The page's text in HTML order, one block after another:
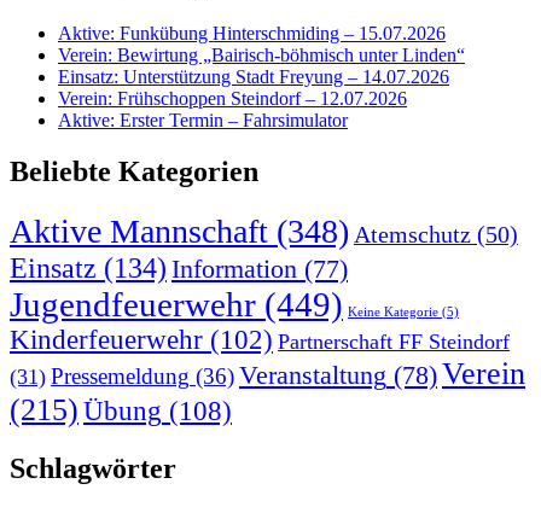
Aktive: Funkübung Hinterschmiding – 15.07.2026
Verein: Bewirtung „Bairisch-böhmisch unter Linden“
Einsatz: Unterstützung Stadt Freyung – 14.07.2026
Verein: Frühschoppen Steindorf – 12.07.2026
Aktive: Erster Termin – Fahrsimulator
Beliebte Kategorien
Aktive Mannschaft (348) Atemschutz (50)
Einsatz (134) Information (77)
Jugendfeuerwehr (449) Keine Kategorie (5)
Kinderfeuerwehr (102) Partnerschaft FF Steindorf
(31) Pressemeldung (36)Veranstaltung (78)Verein
(215)Übung (108)
Schlagwörter